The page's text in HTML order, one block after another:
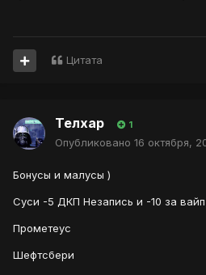
Цитата
Телхар 1
Опубликовано 16 октября,
Бонусы и малусы )
Суси -5 ДКП Незапись и -10 за
Прометеус
Шефтсбери